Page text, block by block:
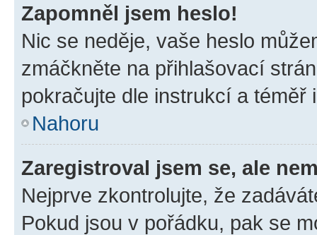
Zapomněl jsem heslo!
Nic se neděje, vaše heslo
zmáčkněte na přihlašovací
pokračujte dle instrukcí a téměř
Nahoru
Zaregistroval jsem se, ale
Nejprve zkontrolujte, že
Pokud jsou v pořádku, pak se